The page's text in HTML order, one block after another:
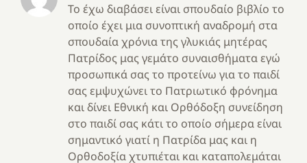
Το έχω διαβάσει είναι σπουδαίο βιβλίο το
οποίο έχει μια συνοπτική αναδρομή στα
σπουδαία χρόνια της γλυκιάς μητέρας
Πατρίδος μας γεμάτο συναισθήματα εγώ
προσωπικά σας το προτείνω για το παιδί
σας εμψυχώνει το Πατριωτικό φρόνημα
και δίνει Εθνική και Ορθόδοξη συνείδηση
στο παιδί σας κάτι το οποίο σήμερα είναι
σημαντικό γιατί η Πατρίδα μας και η
Ορθοδοξία χτυπιέται και καταπολεμάται